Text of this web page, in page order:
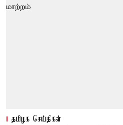
தமிழக செய்திகள்